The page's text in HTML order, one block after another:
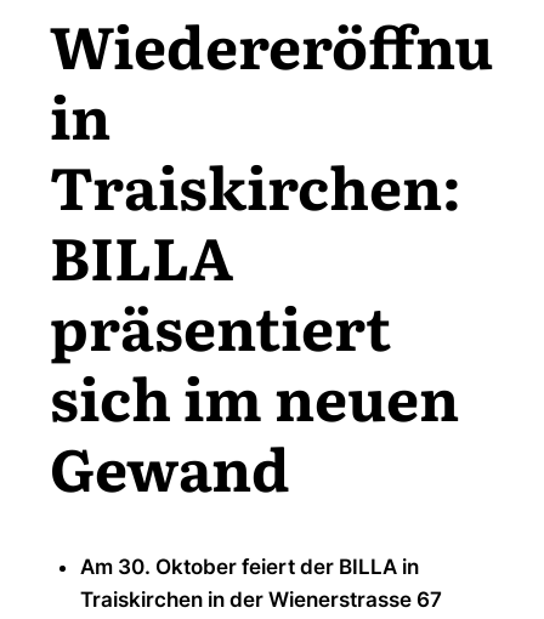
Kontakt
in
Traiskirchen:
BILLA
präsentiert
sich im neuen
Gewand
Am 30. Oktober feiert der BILLA in
Traiskirchen in der Wienerstrasse 67